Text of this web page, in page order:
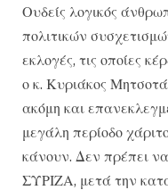
Ουδείς λογικός
πολιτικών
εκλογές, τις οποίες
ο κ. Κυριάκος
ακόμη και
μεγάλη περίοδο
κάνουν. Δεν πρέπει
ΣΥΡΙΖΑ, μετά την